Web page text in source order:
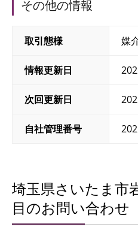
その他の情報
取引態様 媒
情報更新日
次回更新日
自社管理番号
埼玉県さいたま市
目のお問い合わせ